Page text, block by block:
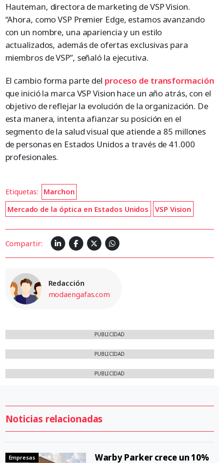
Hauteman, directora de marketing de VSP Vision.
“Ahora, como VSP Premier Edge, estamos avanzando
con un nombre, una apariencia y un estilo
actualizados, además de ofertas exclusivas para
miembros de VSP”, señaló la ejecutiva.
El cambio forma parte del proceso de transformación
que inició la marca VSP Vision hace un año atrás, con el
objetivo de reflejar la evolución de la organización. De
esta manera, intenta afianzar su posición en el
segmento de la salud visual que atiende a 85 millones
de personas en Estados Unidos a través de 41.000
profesionales.
Etiquetas:
Marchon
Mercado de la óptica en Estados Unidos
VSP Vision
Compartir:
Redacción
modaengafas.com
PUBLICIDAD
PUBLICIDAD
PUBLICIDAD
Noticias relacionadas
Empresas
Warby Parker crece un 10%